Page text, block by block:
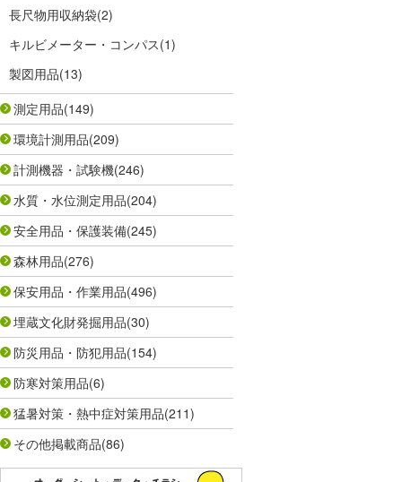
長尺物用収納袋(2)
キルビメーター・コンパス(1)
製図用品(13)
測定用品(149)
環境計測用品(209)
計測機器・試験機(246)
水質・水位測定用品(204)
安全用品・保護装備(245)
森林用品(276)
保安用品・作業用品(496)
埋蔵文化財発掘用品(30)
防災用品・防犯用品(154)
防寒対策用品(6)
猛暑対策・熱中症対策用品(211)
その他掲載商品(86)